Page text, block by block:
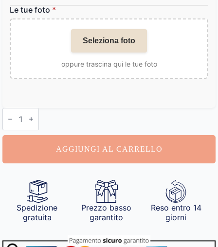
Le tue foto *
Seleziona foto
oppure trascina qui le tue foto
Bracciali
con
Personalizzati
AGGIUNGI AL CARRELLO
Spedizione
gratuita
Prezzo basso
garantito
Reso entro 14
giorni